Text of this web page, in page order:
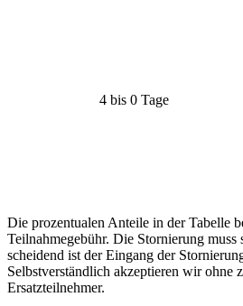
4 bis 0 Tage
Die prozentualen Anteile in der Tabelle
Teilnahmegebühr. Die Stornierung
scheidend ist der Eingang der
Selbstverständ­lich akzeptieren wir ohne
Ersatzteilnehmer.